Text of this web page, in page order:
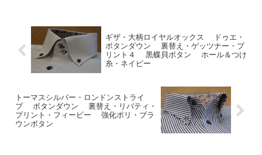
ギザ・大柄ロイヤルオックス ドゥエ・
ボタンダウン 裏替え・ゲッツナー・プ
リント４ 黒蝶貝ボタン ホール＆つけ
糸・ネイビー
トーマスシルバー・ロンドンストライ
プ ボタンダウン 裏替え・リバティ・
プリント・フィービー 強化ポリ・ブラ
ウンボタン